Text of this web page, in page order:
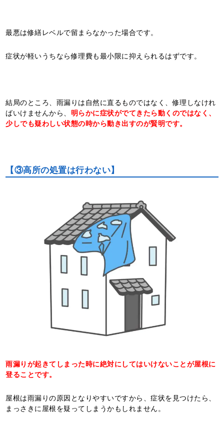
最悪は修繕レベルで留まらなかった場合です。
症状が軽いうちなら修理費も最小限に抑えられるはずです。
結局のところ、雨漏りは自然に直るものではなく、修理しなけれ
ばいけませんから、 明らかに症状がでてきたら動くのではなく、
少しでも疑わしい状態の時から動き出すのが賢明です。
【③高所の処置は行わない】
雨漏りが起きてしまった時に絶対にしてはいけないことが屋根に
登ることです。
屋根は雨漏りの原因となりやすいですから、症状を見つけたら、
まっさきに屋根を疑ってしまうかもしれません。